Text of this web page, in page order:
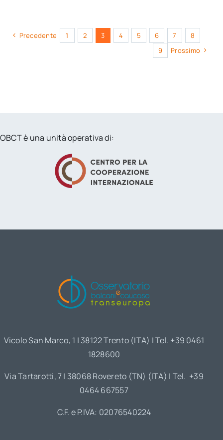
Precedente 1 2 3 4 5 6 7
8
9
Prossimo
OBCT è una unità operativa di:
Vicolo San Marco, 1 | 38122 Trento (ITA) | Tel. +39 0461
1828600
Via Tartarotti, 7 | 38068 Rovereto (TN) (ITA) | Tel. +39
0464 667557
C.F. e P.IVA: 02076540224